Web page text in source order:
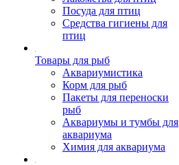
Посуда для птиц
Средства гигиены для
птиц
Товары для рыб
Аквариумистика
Корм для рыб
Пакеты для переноски
рыб
Аквариумы и тумбы для
аквариума
Химия для аквариума